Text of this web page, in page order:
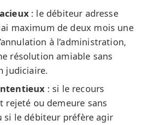
: le débiteur adresse
maximum de deux mois une
à l’administration,
résolution amiable sans
judiciaire.
: si le recours
rejeté ou demeure sans
si le débiteur préfère agir